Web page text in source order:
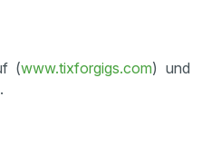
(www.tixforgigs.com) und